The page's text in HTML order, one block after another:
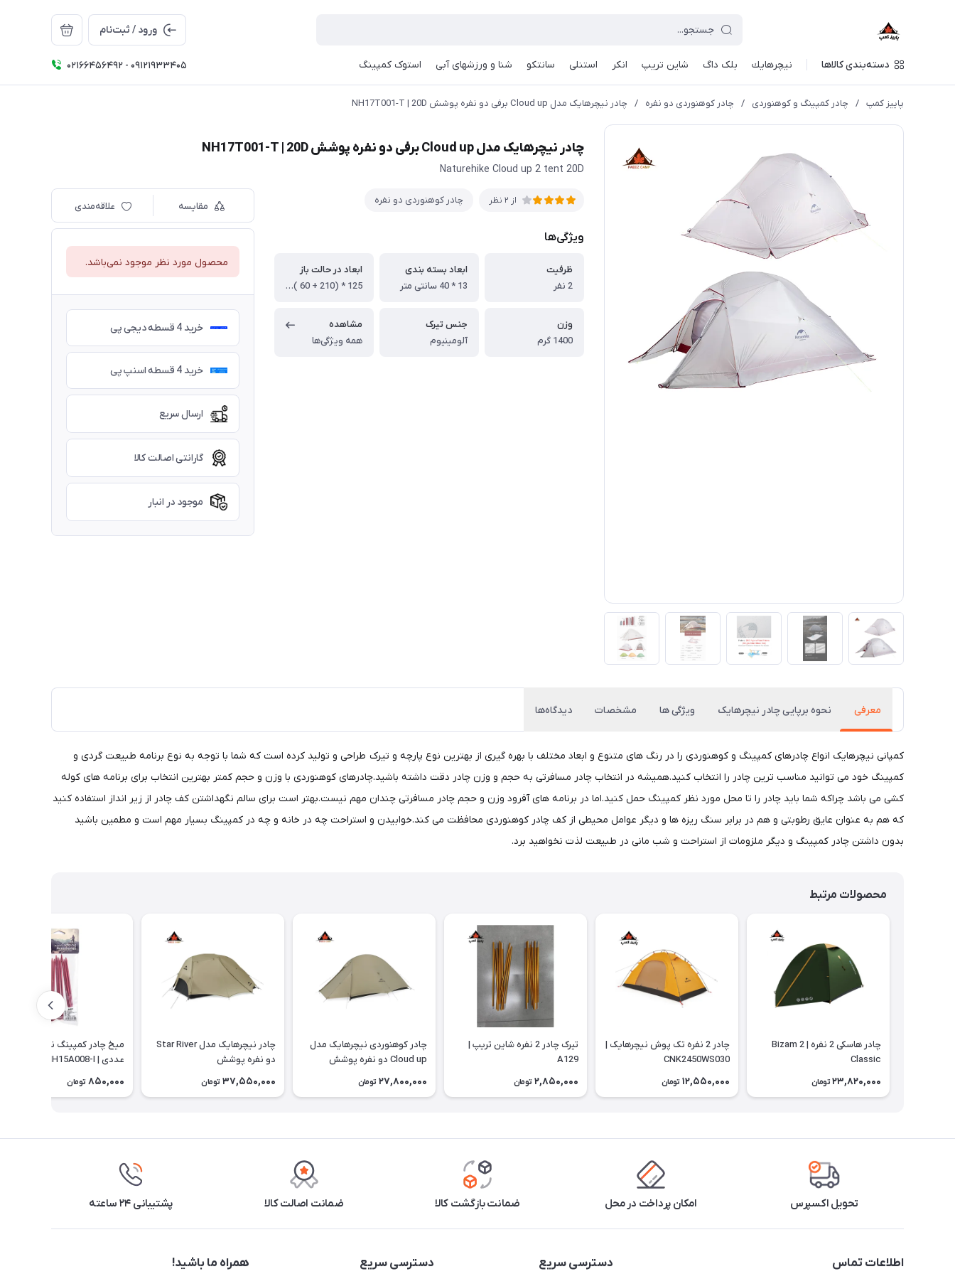
ورود / ثبت‌نام
دسته‌بندی کالاها نيچرهايك بلک داگ شاین تریپ انکر استنلی سانتکو شنا و ورزشهای آبی استوک کمپینگ 02166456492 - 09121933405
پاییز کمپ / چادر کمپینگ و کوهنوردی / چادر کوهنوردی دو نفره / چادر نیچرهایک مدل Cloud up برفی دو نفره پوشش NH17T001-T | 20D
چادر نیچرهایک مدل Cloud up برفی دو نفره پوشش NH17T001-T | 20D
Naturehike Cloud up 2 tent 20D
از 2 نظر چادر کوهنوردی دو نفره
ویژگی‌ها
ظرفیت
2 نفر
ابعاد بسته بندی
13 * 40 سانتی متر
ابعاد در حالت باز
125 * (210 + 60 ) * 120 سانتی متر
وزن
1400 گرم
جنس تیرک
آلومینیوم
مشاهده
همه ویژگی‌ها
مقایسه علاقه‌مندی
محصول مورد نظر موجود نمی‌باشد.
خرید 4 قسطه دیجی پی
خرید 4 قسطه اسنپ پی
ارسال سریع
گارانتی اصالت کالا
موجود در انبار
معرفی نحوه برپایی چادر نیچرهایک ویژگی ها مشخصات دیدگاه‌ها
کمپانی نیچرهایک انواع چادرهای کمپینگ و کوهنوردی را در رنگ های متنوع و ابعاد مختلف با بهره گیری از بهترین نوع پارچه و تیرک طراحی و تولید کرده است که شما با توجه به نوع برنامه طبیعت گردی و
کمپینگ خود می توانید مناسب ترین چادر را انتخاب کنید.همیشه در انتخاب چادر مسافرتی به حجم و وزن چادر دقت داشته باشید.چادرهای کوهنوردی با وزن و حجم کمتر بهترین انتخاب برای برنامه های کوله
کشی می باشد چراکه شما باید چادر را تا محل مورد نظر کمپینگ حمل کنید.اما در برنامه های آفرود وزن و حجم چادر مسافرتی چندان مهم نیست.بهتر است برای سالم نگهداشتن کف چادر از زیر انداز استفاده کنید
که هم به عنوان عایق رطوبتی و هم در برابر سنگ ریزه ها و دیگر عوامل محیطی از کف چادر کوهنوردی محافظت می کند.خوابیدن و استراحت چه در خانه و چه در کمپینگ بسیار مهم است و مطمین باشید
بدون داشتن چادر کمپینگ و دیگر ملزومات از استراحت و شب مانی در طبیعت لذت نخواهید برد.
محصولات مرتبط
چادر هاسکی 2 نفره | Bizam 2
Classic
23,820,000 تومان
چادر 2 نفره تک پوش نیچرهایک |
CNK2450WS030
12,550,000 تومان
تیرک چادر 2 نفره شاین تریپ |
A129
2,850,000 تومان
چادر کوهنوردی نیچرهایک مدل
Cloud up دو نفره پوشش
CNK2350WS020 | 20D
27,800,000 تومان
چادر نیچرهایک مدل Star River
دو نفره پوشش
CNK2450WS022 | 15D
37,550,000 تومان
عددی | NH15A008-I
850,000 تومان
تحویل اکسپرس امکان پرداخت در محل ضمانت بازگشت کالا ضمانت اصالت کالا پشتیبانی ۲۴ ساعته
اطلاعات تماس دسترسی سریع دسترسی سریع همراه ما باشید!